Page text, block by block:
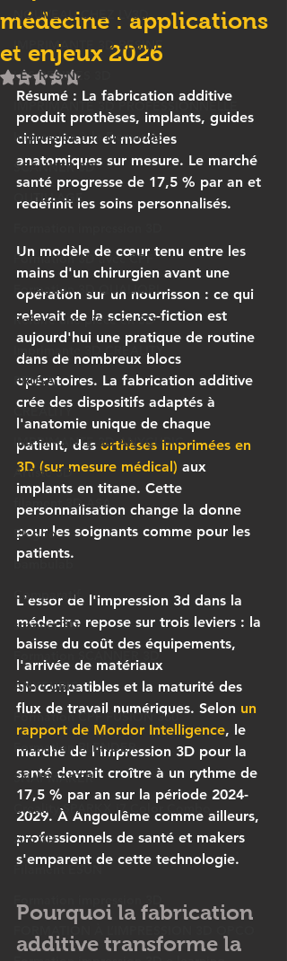
NOUVEAU CHEZ LV3D
IMPRIMANTE 3D RESINE
LES RESINES 3D
IMPRIMANTE 3D PROFESSIONNELLE
Impression à la Demande
SCANNER 3D
OUTILLAGE
Formation 3D avec CPF
Formation 3D QUALIOPI
Refaire une pièce en 3D
Imprimante 3D CREALITY
PRUSA,
CREALITY
IMPRIMANTE 3D ANYCUBIC
Artiste 3D
filament 3D ASA
Elegoo
bambulab
Comparatif
scanner 3D
Formation SCANNER 3D
ANYCUBIC
Formation CPF FUSION 360
Formation BLENDER
SNAPMAKER
Creality SPARKX i7 Color Combo
ziro 3D
Filament ESUN
médecine : applications
et enjeux 2026
Noté NaN étoiles sur 5.
Résumé : La fabrication additive
produit prothèses, implants, guides
chirurgicaux et modèles
anatomiques sur mesure. Le marché
santé progresse de 17,5 % par an et
redéfinit les soins personnalisés.
Un modèle de cœur tenu entre les
mains d'un chirurgien avant une
opération sur un nourrisson : ce qui
relevait de la science-fiction est
aujourd'hui une pratique de routine
dans de nombreux blocs
opératoires. La fabrication additive
crée des dispositifs adaptés à
l'anatomie unique de chaque
patient, des orthèses imprimées en
3D (sur mesure médical) aux
implants en titane. Cette
personnalisation change la donne
pour les soignants comme pour les
patients.
L'essor de l'impression 3d dans la
médecine repose sur trois leviers : la
baisse du coût des équipements,
l'arrivée de matériaux
biocompatibles et la maturité des
flux de travail numériques. Selon un
rapport de Mordor Intelligence, le
marché de l'impression 3D pour la
santé devrait croître à un rythme de
17,5 % par an sur la période 2024-
2029. À Angoulême comme ailleurs,
professionnels de santé et makers
s'emparent de cette technologie.
Pourquoi la fabrication
additive transforme la